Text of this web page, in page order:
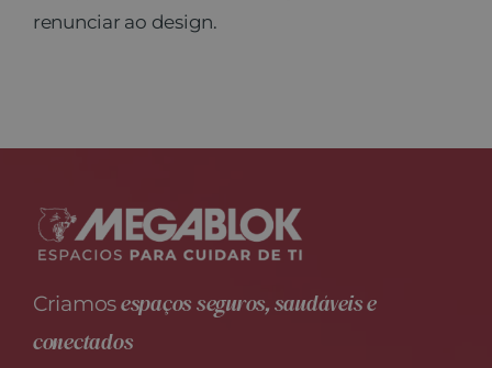
renunciar ao design.
Criamosespaços seguros, saudáveis e
conectados